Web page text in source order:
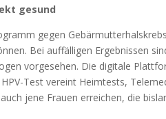
gesund
gegen
Bei auffälligen Ergebnissen
vorgesehen. Die digitale
Test vereint Heimtests,
jene Frauen erreichen, die